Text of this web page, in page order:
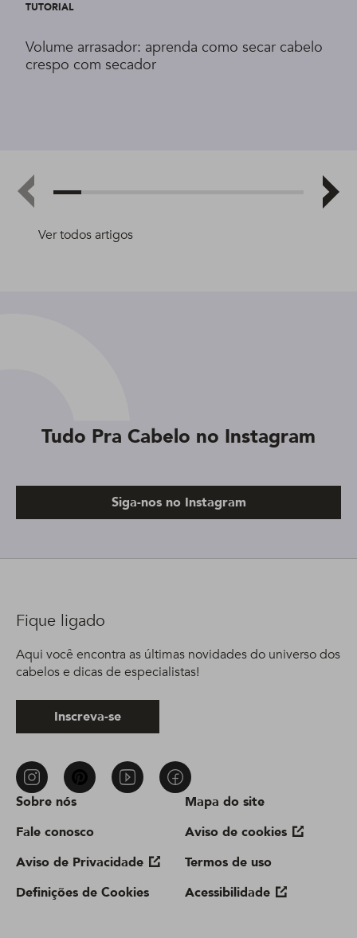
Ver todos artigos
TUTORIAL
Volume arrasador: aprenda como secar cabelo
crespo com secador
Tudo Pra Cabelo no Instagram
Siga-nos no Instagram
Sobre nós
Fale conosco
Aviso de Privacidade
Definições de Cookies
Mapa do site
Aviso de cookies
Termos de uso
Acessibilidade
Fique ligado
Aqui você encontra as últimas novidades do universo dos
cabelos e dicas de especialistas!
Inscreva-se